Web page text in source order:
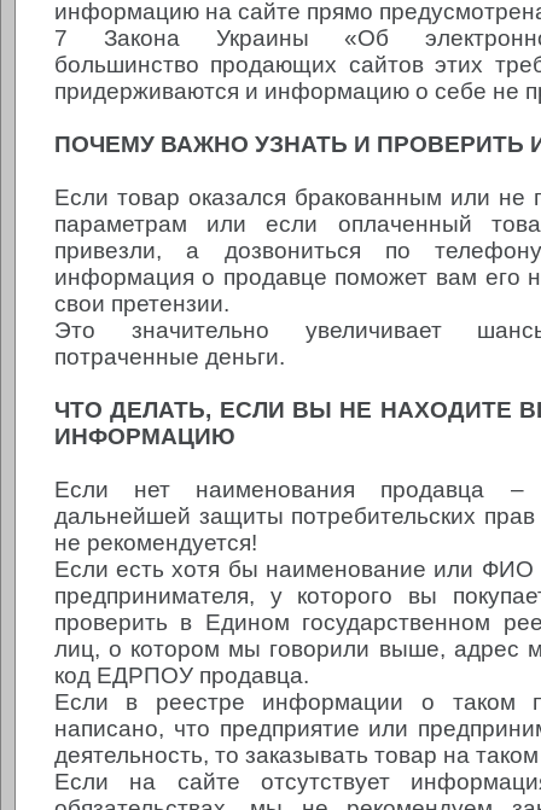
информацию на сайте прямо
7 Закона Украины «Об
большинство продающих сайтов этих
придерживаются и информацию о себе не
ПОЧЕМУ ВАЖНО УЗНАТЬ И
Если товар оказался бракованным или не
параметрам или если оплаченный
привезли, а дозвониться по
информация о продавце поможет вам его
свои претензии.
Это значительно увеличивает
потраченные деньги.
ЧТО ДЕЛАТЬ, ЕСЛИ ВЫ НЕ НАХОДИТЕ
ИНФОРМАЦИЮ
Если нет наименования продавца
дальнейшей защиты потребительских прав
не рекомендуется!
Если есть хотя бы наименование или ФИО
предпринимателя, у которого вы
проверить в Едином государственном
лиц, о котором мы говорили выше, адрес
код ЕДРПОУ продавца.
Если в реестре информации о таком
написано, что предприятие или
деятельность, то заказывать товар на
Если на сайте отсутствует